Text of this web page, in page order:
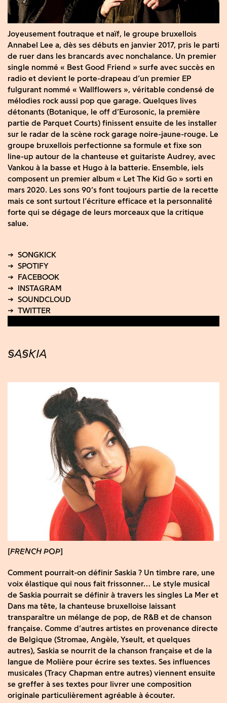
Joyeusement foutraque et naïf, le groupe bruxellois
Annabel Lee a, dès ses débuts en janvier 2017, pris le parti
de ruer dans les brancards avec nonchalance. Un premier
single nommé « Best Good Friend » surfe avec succès en
radio et devient le porte-drapeau d’un premier EP
fulgurant nommé « Wallflowers », véritable condensé de
mélodies rock aussi pop que garage. Quelques lives
détonants (Botanique, le off d’Eurosonic, la première
partie de Parquet Courts) finissent ensuite de les installer
sur le radar de la scène rock garage noire-jaune-rouge. Le
groupe bruxellois perfectionne sa formule et fixe son
line-up autour de la chanteuse et guitariste Audrey, avec
Vankou à la basse et Hugo à la batterie. Ensemble, iels
composent un premier album « Let The Kid Go » sorti en
mars 2020. Les sons 90’s font toujours partie de la recette
mais ce sont surtout l’écriture efficace et la personnalité
forte qui se dégage de leurs morceaux que la critique
salue.
SASKIA
FRENCH POP
Comment pourrait-on définir Saskia ? Un timbre rare, une
voix élastique qui nous fait frissonner… Le style musical
de Saskia pourrait se définir à travers les singles La Mer et
Dans ma tête, la chanteuse bruxelloise laissant
transparaître un mélange de pop, de R&B et de chanson
française. Comme d’autres artistes en provenance directe
de Belgique (Stromae, Angèle, Yseult, et quelques
autres), Saskia se nourrit de la chanson française et de la
langue de Molière pour écrire ses textes. Ses influences
musicales (Tracy Chapman entre autres) viennent ensuite
se greffer à ses textes pour livrer une composition
originale particulièrement agréable à écouter.